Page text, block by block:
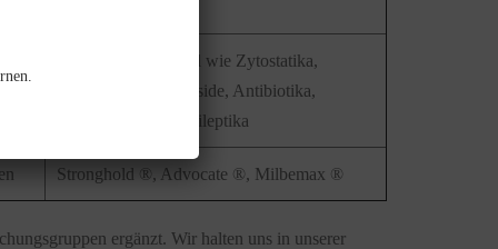
Diverse Arzneimittel wie Zytostatika,
Opioide, Herzglykoside, Antibiotika,
Antiemetika, Antiepileptika
Stronghold ®, Advocate ®, Milbemax ®
ergänzt. Wir halten uns in unserer